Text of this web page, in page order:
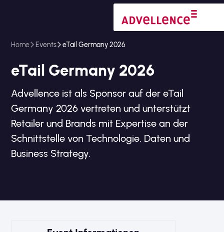
Home Events eTail Germany 2026
eTail Germany 2026
Advellence ist als Sponsor auf der eTail
Germany 2026 vertreten und unterstützt
Retailer und Brands mit Expertise an der
Schnittstelle von Technologie, Daten und
Business Strategy.